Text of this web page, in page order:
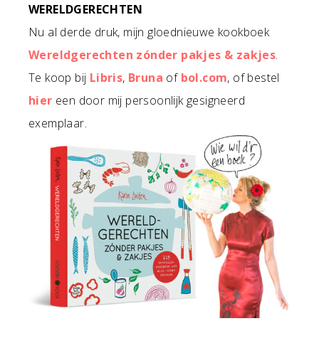
WERELDGERECHTEN
Nu al derde druk, mijn gloednieuwe kookboek
Wereldgerechten zónder pakjes & zakjes.
Te koop bij Libris, Bruna of bol.com, of bestel
hier een door mij persoonlijk gesigneerd
exemplaar.